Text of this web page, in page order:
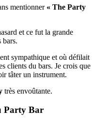
mentionner « The Party
et ce fut la grande
bars.
sympathique et où défilait
clients du bars. Je crois que
tâter un instrument.
très envoûtante.
Party Bar